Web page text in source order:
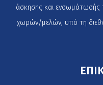
άσκησης και ενσωμάτωσής
χωρών/μελών, υπό τη